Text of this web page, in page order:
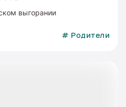
выгорании
# Родители